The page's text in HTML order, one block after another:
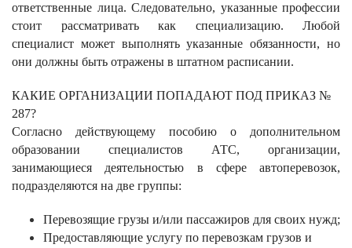
ответственные лица. Следовательно, указанные профессии
стоит рассматривать как специализацию. Любой
специалист может выполнять указанные обязанности, но
они должны быть отражены в штатном расписании.
КАКИЕ ОРГАНИЗАЦИИ ПОПАДАЮТ ПОД ПРИКАЗ №
287?
Согласно действующему пособию о дополнительном
образовании специалистов АТС, организации,
занимающиеся деятельностью в сфере автоперевозок,
подразделяются на две группы:
Перевозящие грузы и/или пассажиров для своих нужд;
Предоставляющие услугу по перевозкам грузов и